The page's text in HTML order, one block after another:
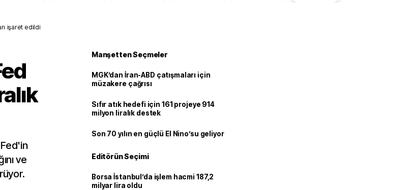
işaret edildi
ve
Manşetten Seçmeler
MGK’dan İran-ABD çatışmaları için
müzakere çağrısı
Sıfır atık hedefi için 161 projeye 914
milyon liralık destek
Son 70 yılın en güçlü El Nino’su geliyor
Editörün Seçimi
Borsa İstanbul’da işlem hacmi 187,2
milyar lira oldu